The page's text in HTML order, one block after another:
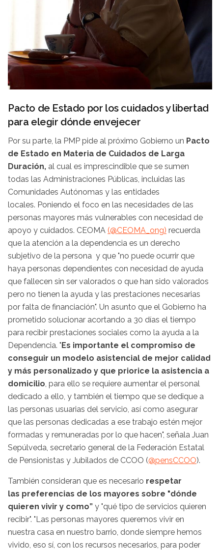
Pacto de Estado por los cuidados y libertad
para elegir dónde envejecer
Por su parte, la PMP pide al próximo Gobierno un Pacto
de Estado en Materia de Cuidados de Larga
Duración, al cual es imprescindible que se sumen
todas las Administraciones Públicas, incluidas las
Comunidades Autónomas y las entidades
locales. Poniendo el foco en las necesidades de las
personas mayores más vulnerables con necesidad de
apoyo y cuidados. CEOMA (@CEOMA_ong) recuerda
que la atención a la dependencia es un derecho
subjetivo de la persona y que "no puede ocurrir que
haya personas dependientes con necesidad de ayuda
que fallecen sin ser valorados o que han sido valorados
pero no tienen la ayuda y las prestaciones necesarias
por falta de financiación". Un asunto que el Gobierno ha
prometido solucionar acortando a 30 días el tiempo
para recibir prestaciones sociales como la ayuda a la
Dependencia. "Es importante el compromiso de
conseguir un modelo asistencial de mejor calidad
y más personalizado y que priorice la asistencia a
domicilio , para ello se requiere aumentar el personal
dedicado a ello, y también el tiempo que se dedique a
las personas usuarias del servicio, así como asegurar
que las personas dedicadas a ese trabajo estén mejor
formadas y remuneradas por lo que hacen", señala Juan
Sepúlveda, secretario general de la Federación Estatal
de Pensionistas y Jubilados de CCOO (@pensCCOO).
También consideran que es necesario respetar
las preferencias de los mayores sobre "dónde
quieren vivir y como” y "qué tipo de servicios quieren
recibir". "Las personas mayores queremos vivir en
nuestra casa en nuestro barrio, donde siempre hemos
vivido, eso sí, con los recursos necesarios, para poder